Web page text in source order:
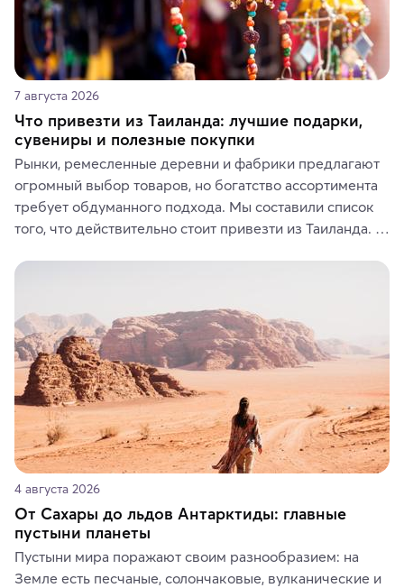
7 августа 2026
Что привезти из Таиланда: лучшие подарки,
сувениры и полезные покупки
Рынки, ремесленные деревни и фабрики предлагают
огромный выбор товаров, но богатство ассортимента
требует обдуманного подхода. Мы составили список
того, что действительно стоит привезти из Таиланда.
средства, одежду, украшения, предметы интерьера
где их купить.
4 августа 2026
От Сахары до льдов Антарктиды: главные
пустыни планеты
Пустыни мира поражают своим разнообразием: на
Земле есть песчаные, солончаковые, вулканические и